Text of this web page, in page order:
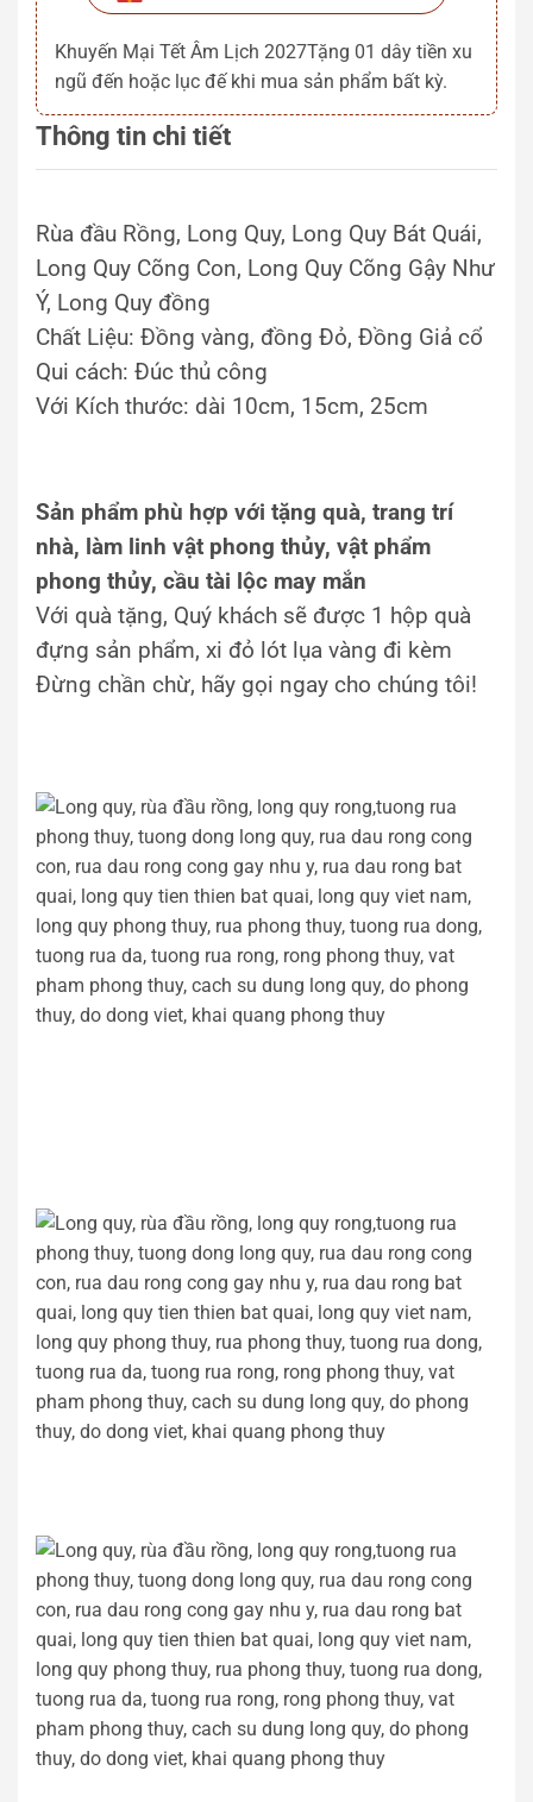
Khuyến Mại Tết Âm Lịch 2027Tặng 01 dây tiền xu
ngũ đến hoặc lục đế khi mua sản phẩm bất kỳ.
Thông tin chi tiết
Rùa đầu Rồng, Long Quy, Long Quy Bát Quái,
Long Quy Cõng Con, Long Quy Cõng Gậy Như
Ý, Long Quy đồng
Chất Liệu: Đồng vàng, đồng Đỏ, Đồng Giả cổ
Qui cách: Đúc thủ công
Với Kích thước: dài 10cm, 15cm, 25cm
Sản phẩm phù hợp với tặng quà, trang trí
nhà, làm linh vật phong thủy, vật phẩm
phong thủy, cầu tài lộc may mắn
Với quà tặng, Quý khách sẽ được 1 hộp quà
đựng sản phẩm, xi đỏ lót lụa vàng đi kèm
Đừng chần chừ, hãy gọi ngay cho chúng tôi!